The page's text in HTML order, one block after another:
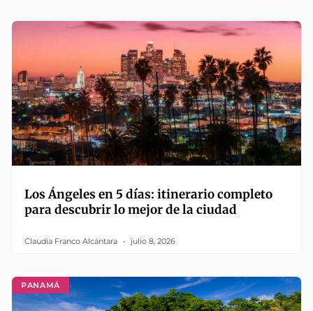
Los Ángeles en 5 días: itinerario completo
para descubrir lo mejor de la ciudad
Claudia Franco Alcántara julio 8, 2026
PANAMÁ